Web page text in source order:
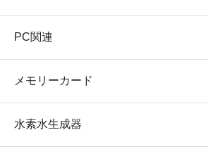
PC関連
メモリーカード
水素水生成器